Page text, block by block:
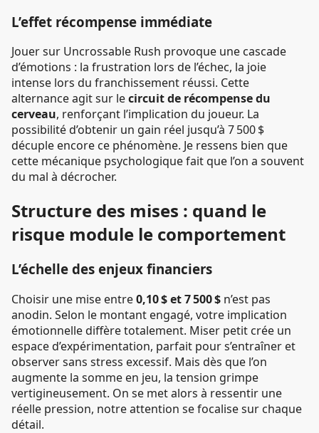
L’effet récompense immédiate
Jouer sur Uncrossable Rush provoque une cascade
d’émotions : la frustration lors de l’échec, la joie
intense lors du franchissement réussi. Cette
alternance agit sur lecircuit de récompense du
cerveau, renforçant l’implication du joueur. La
possibilité d’obtenir un gain réel jusqu’à 7 500 $
décuple encore ce phénomène. Je ressens bien que
cette mécanique psychologique fait que l’on a souvent
du mal à décrocher.
Structure des mises : quand le
risque module le comportement
L’échelle des enjeux financiers
Choisir une mise entre0,10 $ et 7 500 $ n’est pas
anodin. Selon le montant engagé, votre implication
émotionnelle diffère totalement. Miser petit crée un
espace d’expérimentation, parfait pour s’entraîner et
observer sans stress excessif. Mais dès que l’on
augmente la somme en jeu, la tension grimpe
vertigineusement. On se met alors à ressentir une
réelle pression, notre attention se focalise sur chaque
détail.